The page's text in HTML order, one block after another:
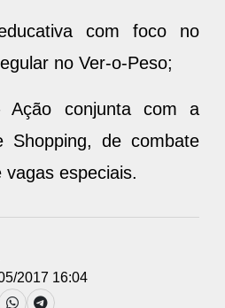
no Ver-o-Peso;
conjunta com a
Shopping, de combate
especiais.